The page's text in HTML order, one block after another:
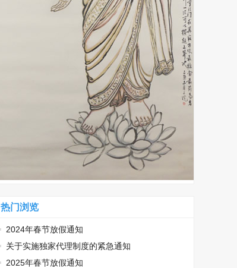
热门浏览
2024年春节放假通知
关于实施独家代理制度的紧急通知
2025年春节放假通知